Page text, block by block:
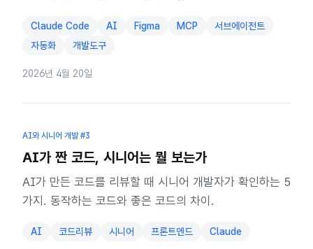
Claude Code AI Figma MCP
서브에이전트
자동화
개발도구
2026년 4월 20일
AI와 시니어 개발#3
AI가 짠 코드, 시니어는 뭘 보는가
AI가 만든 코드를 리뷰할 때 시니어 개발자가 확인하는 5
가지. 동작하는 코드와 좋은 코드의 차이.
AI 코드리뷰 시니어 프론트엔드 Claude